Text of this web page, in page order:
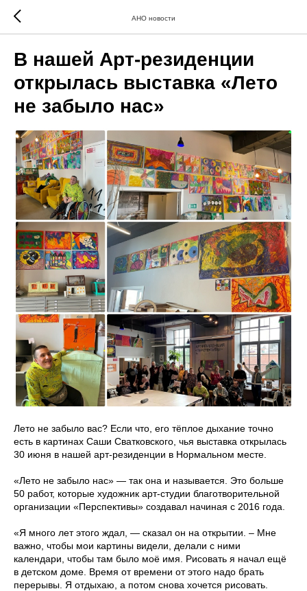
АНО новости
В нашей Арт-резиденции
открылась выставка «Лето
не забыло нас»
Лето не забыло вас? Если что, его тёплое дыхание точно
есть в картинах Саши Сватковского, чья выставка открылась
30 июня в нашей арт-резиденции в Нормальном месте.
«Лето не забыло нас» — так она и называется. Это больше
50 работ, которые художник арт-студии благотворительной
организации «Перспективы» создавал начиная с 2016 года.
«Я много лет этого ждал, — сказал он на открытии. – Мне
важно, чтобы мои картины видели, делали с ними
календари, чтобы там было моё имя. Рисовать я начал ещё
в детском доме. Время от времени от этого надо брать
перерывы. Я отдыхаю, а потом снова хочется рисовать.